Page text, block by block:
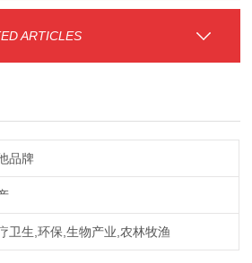
ARTICLES
品牌
卫生,环保,生物产业,农林牧渔